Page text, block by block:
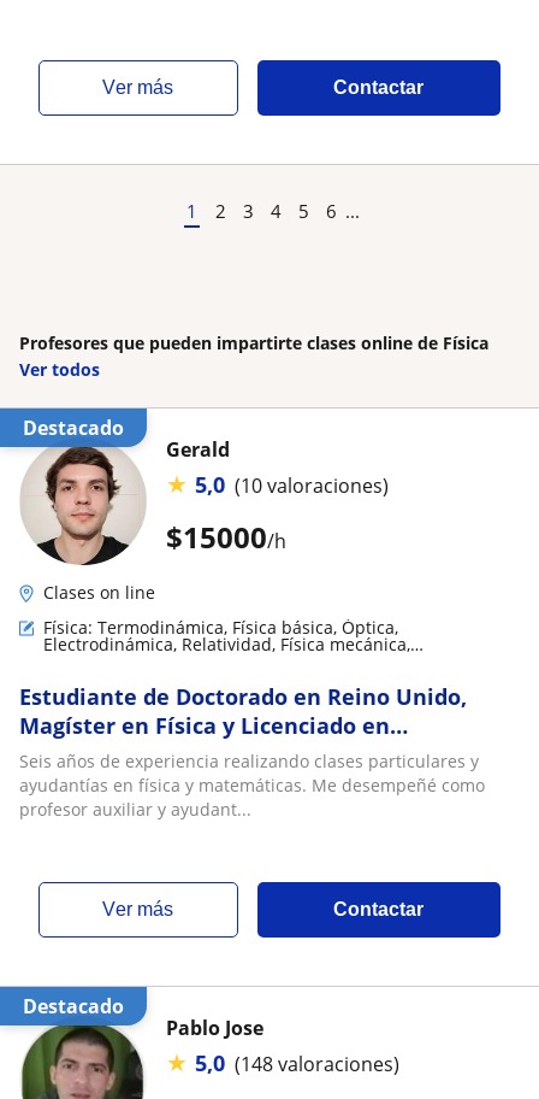
ver más Contactar
1 2 3 4 5 6 ...
Profesores que pueden impartirte clases online de Física
Ver todos
Destacado
$15000/h
Gerald
★ 5,0 (10 valoraciones)
Clases on line
Física: Termodinámica, Física básica, Óptica,
Electrodinámica, Relatividad, Física mecánica,
Estudiante de Doctorado en Reino Unido,
Magíster en Física y Licenciado en
Astronomía de la Universidad de Chile realiza
clases particulares de Física y Matemática
para enseñanza básica, media y universitaria
Seis años de experiencia realizando clases particulares y
ayudantías en física y matemáticas. Me desempeñé como
profesor auxiliar y ayudant...
ver más Contactar
Destacado
Pablo Jose
★ 5,0 (148 valoraciones)